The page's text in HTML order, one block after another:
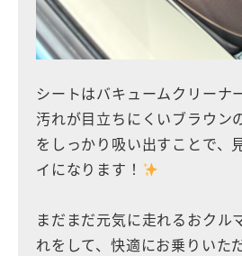
シートはバキュームクリーナ
汚れが目立ちにくいブラウン
をしっかり吸い出すことで、
イになります！
まだまだ元気に走れるおクル
れをして、快適にお乗りいた